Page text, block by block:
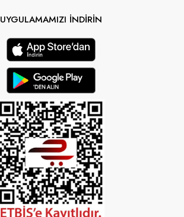
UYGULAMAMIZI İNDİRİN